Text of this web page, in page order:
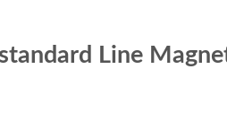
Line